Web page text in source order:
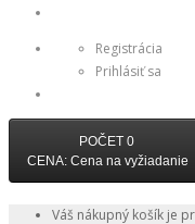
Registrácia
Prihlásiť sa
POČET 0
CENA: Cena na vyžiadanie
Váš nákupný košík je